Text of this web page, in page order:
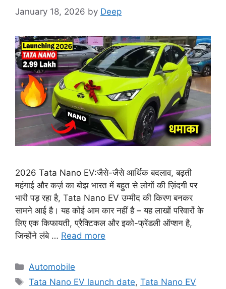
January 18, 2026 by Deep
2026 Tata Nano EV:जैसे-जैसे आर्थिक बदलाव, बढ़ती
महंगाई और कर्ज़ का बोझ भारत में बहुत से लोगों की ज़िंदगी पर
भारी पड़ रहा है, Tata Nano EV उम्मीद की किरण बनकर
सामने आई है। यह कोई आम कार नहीं है – यह लाखों परिवारों के
लिए एक किफायती, प्रैक्टिकल और इको-फ्रेंडली ऑप्शन है,
जिन्होंने लंबे … Read more
Categories
Automobile
Tags
Tata Nano EV launch date,Tata Nano EV